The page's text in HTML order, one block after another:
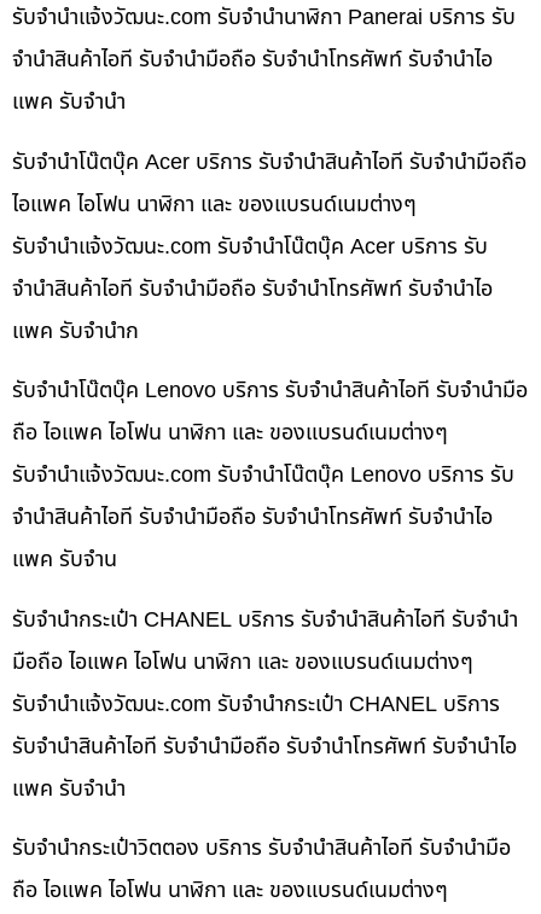
รับจํานําแจ้งวัฒนะ.com รับจำนำนาฬิกา Panerai บริการ รับ
จำนำสินค้าไอที รับจำนำมือถือ รับจำนำโทรศัพท์ รับจำนำไอ
แพค รับจำนำ
รับจำนำโน๊ตบุ๊ค Acer บริการ รับจำนำสินค้าไอที รับจำนำมือถือ
ไอแพค ไอโฟน นาฬิกา และ ของแบรนด์เนมต่างๆ
รับจํานําแจ้งวัฒนะ.com รับจำนำโน๊ตบุ๊ค Acer บริการ รับ
จำนำสินค้าไอที รับจำนำมือถือ รับจำนำโทรศัพท์ รับจำนำไอ
แพค รับจำนำก
รับจำนำโน๊ตบุ๊ค Lenovo บริการ รับจำนำสินค้าไอที รับจำนำมือ
ถือ ไอแพค ไอโฟน นาฬิกา และ ของแบรนด์เนมต่างๆ
รับจํานําแจ้งวัฒนะ.com รับจำนำโน๊ตบุ๊ค Lenovo บริการ รับ
จำนำสินค้าไอที รับจำนำมือถือ รับจำนำโทรศัพท์ รับจำนำไอ
แพค รับจำน
รับจำนำกระเป๋า CHANEL บริการ รับจำนำสินค้าไอที รับจำนำ
มือถือ ไอแพค ไอโฟน นาฬิกา และ ของแบรนด์เนมต่างๆ
รับจํานําแจ้งวัฒนะ.com รับจำนำกระเป๋า CHANEL บริการ
รับจำนำสินค้าไอที รับจำนำมือถือ รับจำนำโทรศัพท์ รับจำนำไอ
แพค รับจำนำ
รับจำนำกระเป๋าวิตตอง บริการ รับจำนำสินค้าไอที รับจำนำมือ
ถือ ไอแพค ไอโฟน นาฬิกา และ ของแบรนด์เนมต่างๆ